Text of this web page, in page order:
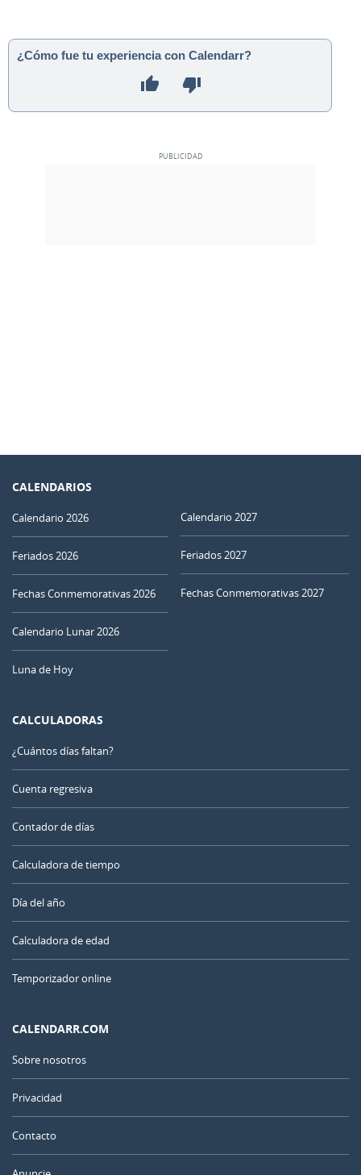
¿Cómo fue tu experiencia con Calendarr?
CALENDARIOS
Calendario 2026
Feriados 2026
Fechas Conmemorativas 2026
Calendario Lunar 2026
Luna de Hoy
Calendario 2027
Feriados 2027
Fechas Conmemorativas 2027
CALCULADORAS
¿Cuántos días faltan?
Cuenta regresiva
Contador de días
Calculadora de tiempo
Día del año
Calculadora de edad
Temporizador online
CALENDARR.COM
Sobre nosotros
Privacidad
Contacto